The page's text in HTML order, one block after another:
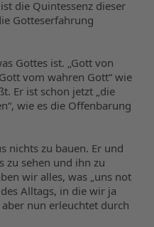
die Quintessenz dieser
Gotteserfahrung
Gottes ist. „Gott von
vom wahren Gott“ wie
Er ist schon jetzt „die
wie es die Offenbarung
nichts zu bauen. Er und
zu sehen und ihn zu
wir alles, was „uns not
Alltags, in die wir ja
nun erleuchtet durch